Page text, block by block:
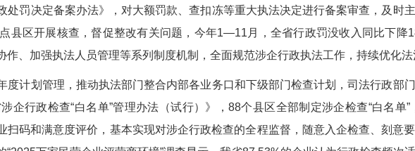
罚决定备案办法》，对大额罚款、查扣冻等重大执法决定进行备案审查，及时
县区开展核查，督促整改有关问题，今年1—11月，全省行政罚没收入同比下降
、加强执法人员管理等系列制度机制，全面规范涉企行政执法工作，持续优化法
划管理，推动执法部门整合内部各业务口和下级部门检查计划，司法行政部
企行政检查“白名单”管理办法（试行）》，88个县区全部制定涉企检查“白名单”
扫码和满意度评价，基本实现对涉企行政检查的全程监督，随意入企检查、刻意